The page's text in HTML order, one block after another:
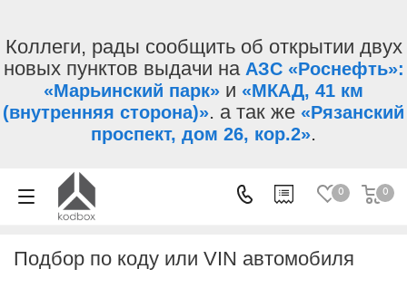
Коллеги, рады сообщить об открытии двух
новых пунктов выдачи на АЗС «Роснефть»:
«Марьинский парк» и «МКАД, 41 км
(внутренняя сторона)». а так же «Рязанский
проспект, дом 26, кор.2».
0 0
Подбор по коду или VIN автомобиля